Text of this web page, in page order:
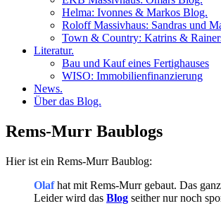
Helma: Ivonnes & Markos Blog.
Roloff Massivhaus: Sandras und
Town & Country: Katrins &
Literatur.
Bau und Kauf eines Fertighauses
WISO: Immobilienfinanzierung
News.
Über das Blog.
Rems-Murr Baublogs
Hier ist ein Rems-Murr Baublog:
Olafhat mit Rems-Murr gebaut. Das
Leider wird das Blog seither nur noch